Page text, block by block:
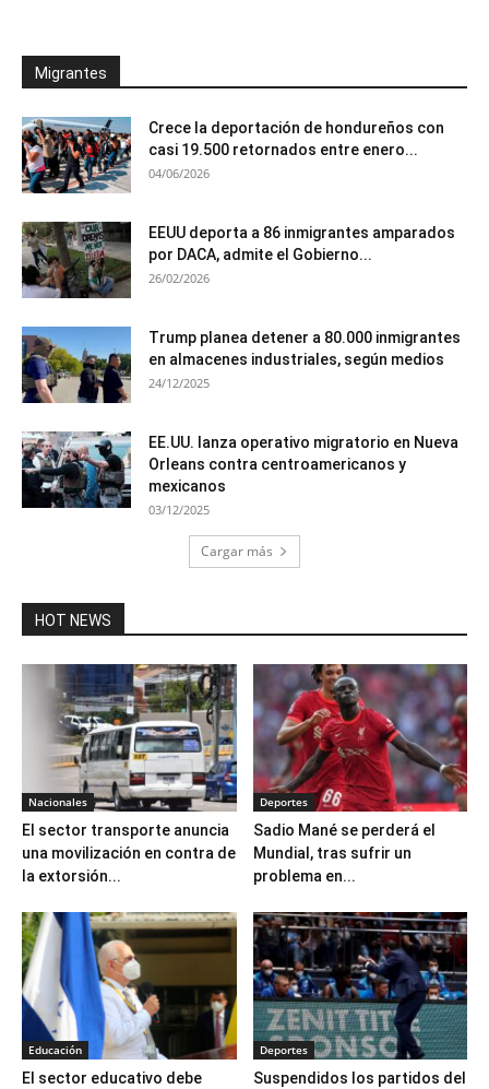
Migrantes
Crece la deportación de hondureños con
casi 19.500 retornados entre enero...
04/06/2026
EEUU deporta a 86 inmigrantes amparados
por DACA, admite el Gobierno...
26/02/2026
Trump planea detener a 80.000 inmigrantes
en almacenes industriales, según medios
24/12/2025
EE.UU. lanza operativo migratorio en Nueva
Orleans contra centroamericanos y
mexicanos
03/12/2025
Cargar más
HOT NEWS
Nacionales
El sector transporte anuncia
una movilización en contra de
la extorsión...
Deportes
Sadio Mané se perderá el
Mundial, tras sufrir un
problema en...
Educación
El sector educativo debe
Deportes
Suspendidos los partidos del